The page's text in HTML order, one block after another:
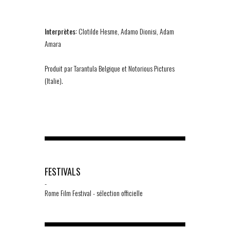
Interprètes:Clotilde Hesme, Adamo Dionisi, Adam
Amara
Produit par Tarantula Belgique et Notorious Pictures
(Italie).
FESTIVALS
-
Rome Film Festival - sélection officielle